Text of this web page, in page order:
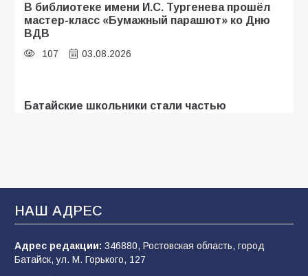
В библиотеке имени И.С. Тургенева прошёл
мастер-класс «Бумажный парашют» ко Дню
ВДВ
107 03.08.2026
Батайские школьники стали частью
«Мобилизация или набор?» Что на самом
деле происходит в армии России в августе
2026 года
НАШ АДРЕС
Адрес редакции: 346880, Ростовская область, город
Батайск, ул. М. Горького, 127